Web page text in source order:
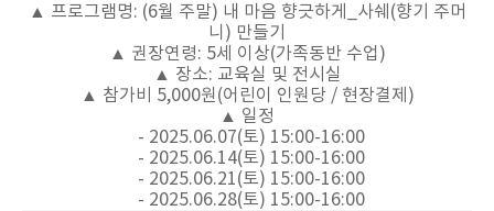
▲ 프로그램명: (6월 주말) 내 마음 향긋하게_사쉐(향기 주머
니) 만들기
▲ 권장연령: 5세 이상(가족동반 수업 )
▲ 장소: 교육실 및 전시실
▲ 참가비 5,000원(어린이 인원당 / 현장결제 )
▲ 일정
- 2025.06.07(토) 15:00-16:00
- 2025.06.14(토) 15:00-16:00
- 2025.06.21(토) 15:00-16:00
- 2025.06.28(토) 15:00-16:00